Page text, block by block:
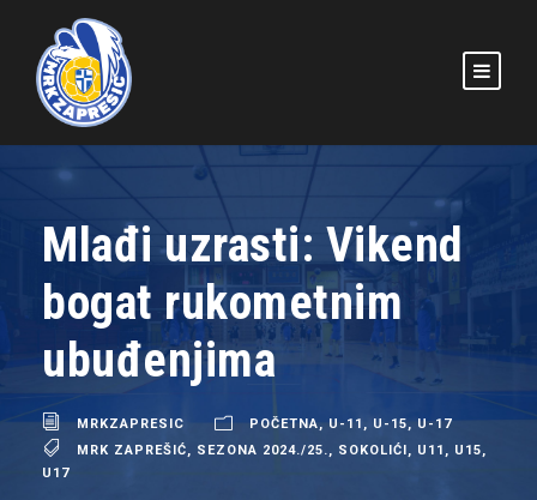
Mlađi uzrasti: Vikend
bogat rukometnim
ubuđenjima
MRKZAPRESIC POČETNA U-11 U-15
U-17
MRK ZAPREŠIĆ
SEZONA 2024./25. SOKOLIĆI U11 U15
U17